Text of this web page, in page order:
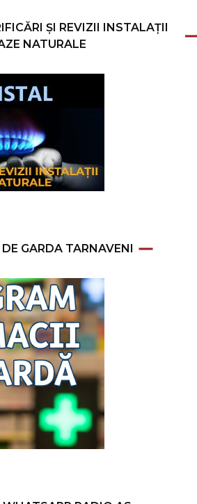
ȘI REVIZII INSTALAȚII
NATURALE
GARDA TARNAVENI